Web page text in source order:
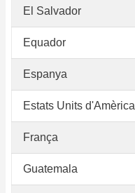
El Salvador
Equador
Espanya
Estats Units d'Amèrica
França
Guatemala